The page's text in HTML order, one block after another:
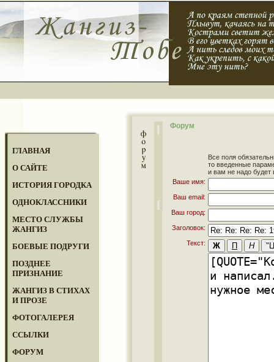
ГЛАВНАЯ
О САЙТЕ
ИСТОРИЯ ГОРОДКА
ОДНОКЛАССНИКИ
МЕСТО СЛУЖБЫ
ЖАНГИЗ
БОЕВЫЕ ПОДРУГИ
ПОЗДНЕЕ
ПРИЗНАНИЕ
ЖАНГИЗ В СТИХАХ
И ПРОЗЕ
ФОТОГАЛЕРЕЯ
ССЫЛКИ
ФОРУМ
Форум
Все поля
то введенные
и вам не надо будет
Ваше имя:
Ваш email:
Ваш город:
Заголовок:
Текст: